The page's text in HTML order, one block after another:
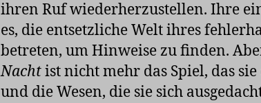
ihren Ruf wiederherzustellen. Ihre
es, die entsetzliche Welt ihres
betreten, um Hinweise zu finden.
Nachtist nicht mehr das Spiel, das
und die Wesen, die sie sich